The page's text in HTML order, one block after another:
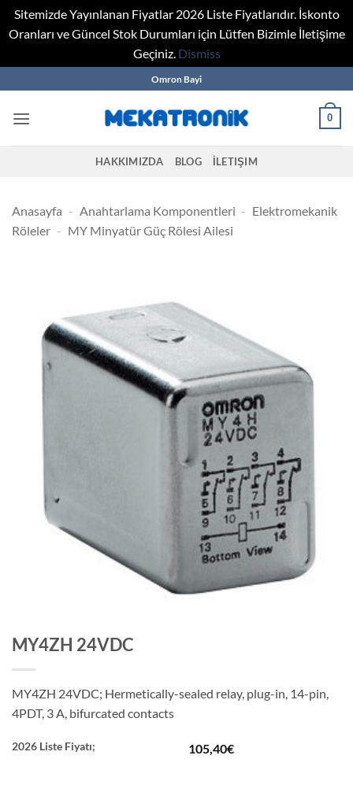
Sitemizde Yayınlanan Fiyatlar 2026 Liste Fiyatlarıdır. İskonto
Oranları ve Güncel Stok Durumları için Lütfen Bizimle İletişime
Geçiniz. Dismiss
to
content
Omron Bayi
0
HAKKIMIZDA BLOG İLETIŞIM
Anasayfa - Anahtarlama Komponentleri - Elektromekanik
Röleler - MY Minyatür Güç Rölesi Ailesi
MY4ZH 24VDC
MY4ZH 24VDC; Hermetically-sealed relay, plug-in, 14-pin,
4PDT, 3 A, bifurcated contacts
2026 Liste Fiyatı; 105,40€